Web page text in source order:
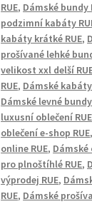
RUE, Dámské bundy
podzimní kabáty
kabáty krátké RUE,
prošívané lehké
velikost xxl delší
RUE, Dámské kabáty
Dámské levné bundy
luxusní oblečení RUE
oblečení e-shop RUE,
online RUE, Dámské
pro plnoštíhlé RUE,
výprodej RUE,
RUE, Dámské